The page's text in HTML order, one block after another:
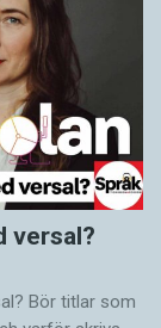
versal?
Bör titlar som